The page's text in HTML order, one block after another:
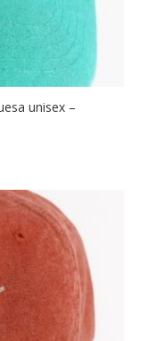
unisex –